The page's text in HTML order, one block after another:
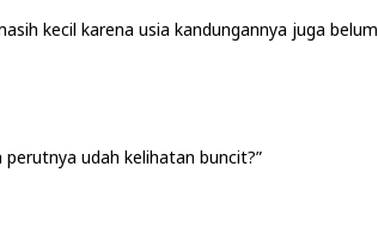
kecil karena usia kandungannya juga belum
udah kelihatan buncit?”